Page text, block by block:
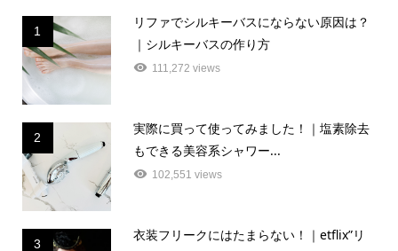
1
リファでシルキーバスにならない原因は？
｜シルキーバスの作り方
111,272 views
2
実際に買って使ってみました！｜塩素除去
もできる美容系シャワー...
102,551 views
3
衣装フリークにはたまらない！｜etflix”リ